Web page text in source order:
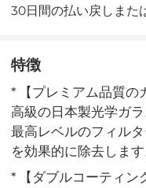
30日間の払い戻しまた
特徴
* 【プレミアム品質の
高級の日本製光学ガ
最高レベルのフィル
を効果的に除去します
* 【ダブルコーティン